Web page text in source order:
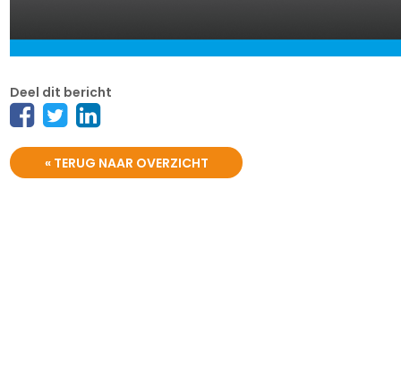
Deel dit bericht
« TERUG NAAR OVERZICHT